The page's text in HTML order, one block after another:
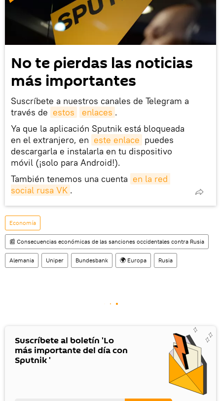
No te pierdas las noticias
más importantes
Suscríbete a nuestros canales de Telegram a
través de estos enlaces .
Ya que la aplicación Sputnik está bloqueada
en el extranjero, en este enlace puedes
descargarla e instalarla en tu dispositivo
móvil (¡solo para Android!).
También tenemos una cuenta en la red
social rusa VK .
Economía
📰 Consecuencias económicas de las sanciones occidentales contra Rusia
Alemania Uniper Bundesbank 🌍 Europa Rusia
Suscríbete al boletín 'Lo
más importante del día con
Sputnik '